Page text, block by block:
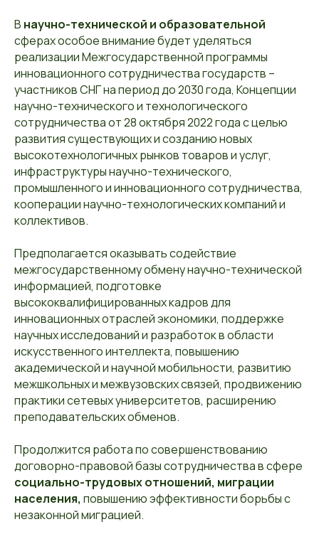
В научно-технической и образовательной
сферах особое внимание будет уделяться
реализации Межгосударственной программы
инновационного сотрудничества государств –
участников СНГ на период до 2030 года, Концепции
научно-технического и технологического
сотрудничества от 28 октября 2022 года с целью
развития существующих и созданию новых
высокотехнологичных рынков товаров и услуг,
инфраструктуры научно-технического,
промышленного и инновационного сотрудничества,
кооперации научно-технологических компаний и
коллективов.
Предполагается оказывать содействие
межгосударственному обмену научно-технической
информацией, подготовке
высококвалифицированных кадров для
инновационных отраслей экономики, поддержке
научных исследований и разработок в области
искусственного интеллекта, повышению
академической и научной мобильности, развитию
межшкольных и межвузовских связей, продвижению
практики сетевых университетов, расширению
преподавательских обменов.
Продолжится работа по совершенствованию
договорно-правовой базы сотрудничества в сфере
социально-трудовых отношений, миграции
населения, повышению эффективности борьбы с
незаконной миграцией.